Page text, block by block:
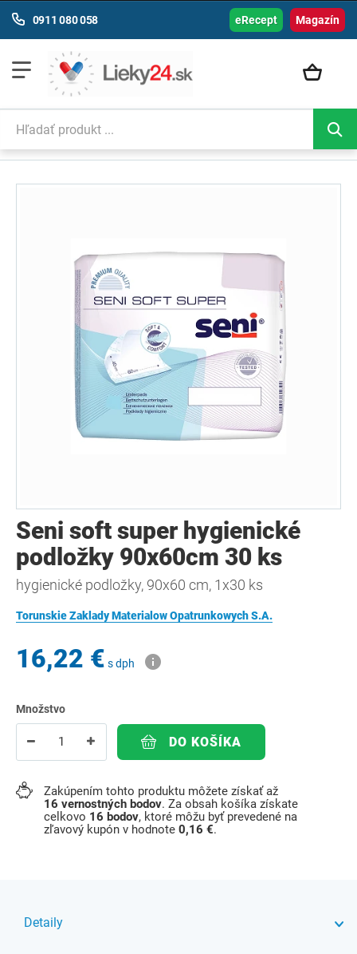
Magazín
0911 080 058 eRecept
Seni soft super hygienické
podložky 90x60cm 30 ks
hygienické podložky, 90x60 cm, 1x30 ks
Torunskie Zaklady Materialow Opatrunkowych S.A.
16,22 € s dph
Množstvo
DO KOŠÍKA
Zakúpením tohto produktu môžete získať až
16 vernostných bodov. Za obsah košíka získate
celkovo 16 bodov, ktoré môžu byť prevedené na
zľavový kupón v hodnote 0,16 €.
Detaily